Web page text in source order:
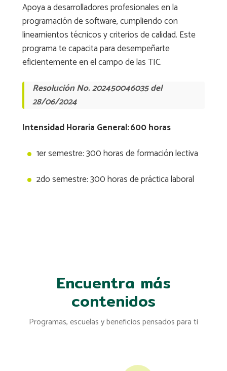
Apoya a desarrolladores profesionales en la
programación de software, cumpliendo con
lineamientos técnicos y criterios de calidad. Este
programa te capacita para desempeñarte
eficientemente en el campo de las TIC.
Resolución No. 202450046035 del
28/06/2024
Intensidad Horaria General: 600 horas
1er semestre: 300 horas de formación lectiva
2do semestre: 300 horas de práctica laboral
Encuentra más
contenidos
Programas, escuelas y beneficios pensados para ti